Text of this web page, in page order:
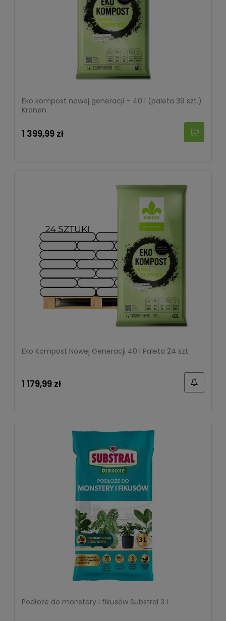
Eko kompost nowej generacji – 40 l (paleta 39 szt.)
Kronen
1 399,99 zł
Eko Kompost Nowej Generacji 40 l Paleta 24 szt
1 179,99 zł
Podłoże do monstery i fikusów Substral 3 l